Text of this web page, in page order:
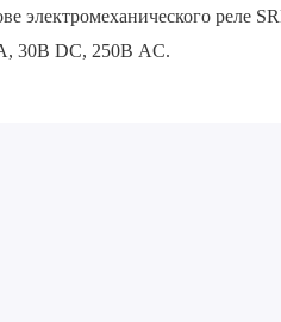
электромеханического реле
30В DC, 250В AC.